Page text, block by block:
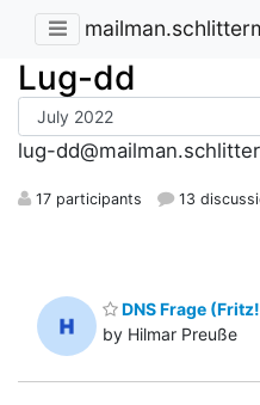
Lug-dd
lug-
17 participants 13
DNS Frage
by Hilmar Preuße